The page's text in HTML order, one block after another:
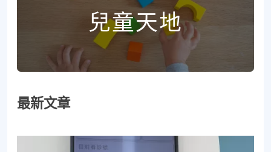
兒童天地
最新文章